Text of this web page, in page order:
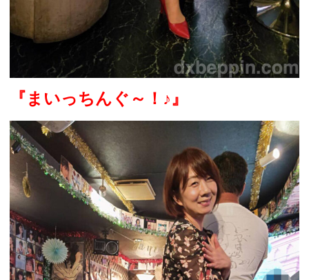
『まいっちんぐ～！ ♪』